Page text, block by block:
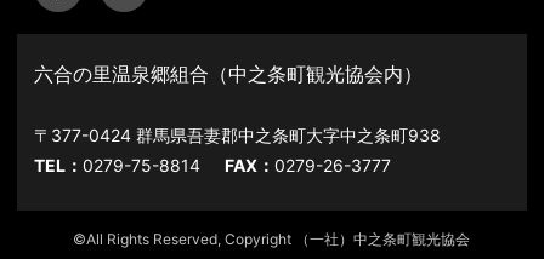
六合の里温泉郷組合（中之条町観光協会内）
〒377-0424 群馬県吾妻郡中之条町大字中之条町938
TEL：0279-75-8814 FAX：0279-26-3777
©All Rights Reserved, Copyright （一社）中之条町観光協会